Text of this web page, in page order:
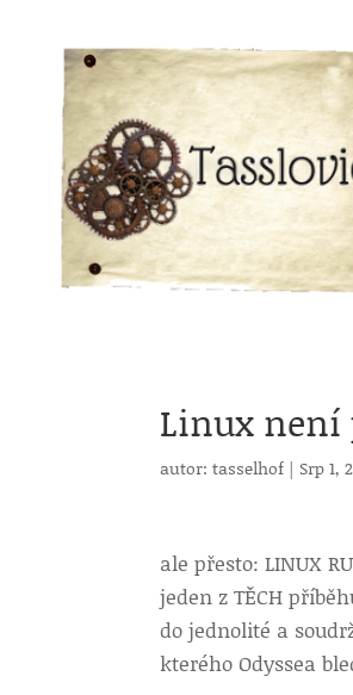
Linux není
autor:tasselhof |Srp 1,
ale přesto: LINUX
jeden z TĚCH
do jednolité a
kterého Odyssea